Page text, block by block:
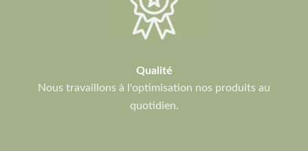
Qualité
Nous travaillons à l'optimisation nos produits au
quotidien.